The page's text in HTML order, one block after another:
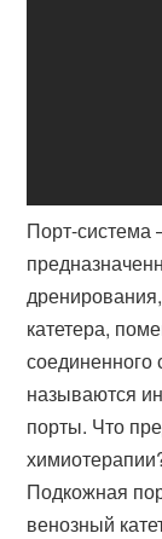
Порт-система
катетера,
называются
порты. Что
Подкожная
венозный